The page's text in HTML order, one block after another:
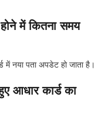
में कितना समय
में नया पता अपडेट हो जाता है।
आधार कार्ड का